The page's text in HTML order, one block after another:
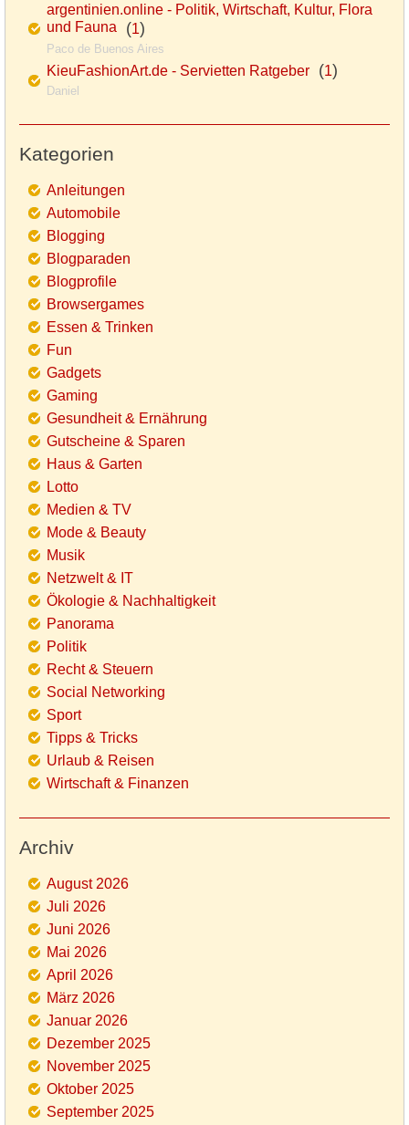
argentinien.online - Politik, Wirtschaft, Kultur, Flora
und Fauna (1)
Paco de Buenos Aires
KieuFashionArt.de - Servietten Ratgeber (1)
Daniel
Kategorien
Anleitungen
Automobile
Blogging
Blogparaden
Blogprofile
Browsergames
Essen & Trinken
Fun
Gadgets
Gaming
Gesundheit & Ernährung
Gutscheine & Sparen
Haus & Garten
Lotto
Medien & TV
Mode & Beauty
Musik
Netzwelt & IT
Ökologie & Nachhaltigkeit
Panorama
Politik
Recht & Steuern
Social Networking
Sport
Tipps & Tricks
Urlaub & Reisen
Wirtschaft & Finanzen
Archiv
August 2026
Juli 2026
Juni 2026
Mai 2026
April 2026
März 2026
Januar 2026
Dezember 2025
November 2025
Oktober 2025
September 2025